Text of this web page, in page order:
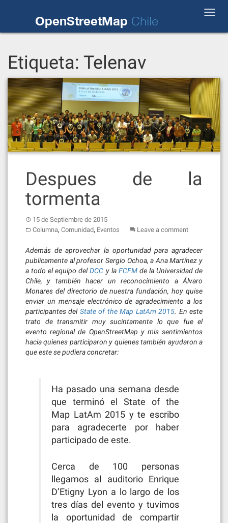
OpenStreetMap Chile
Etiqueta: Telenav
Despues de la
tormenta
15 de Septiembre de 2015
Columna, Comunidad, Eventos Leave a comment
Además de aprovechar la oportunidad para agradecer
publicamente al profesor Sergio Ochoa, a Ana Martínez y
a todo el equipo delDCC y la FCFMde la Universidad de
Chile, y también hacer un reconocimiento a Álvaro
Monares del directorio de nuestra fundación, hoy quise
enviar un mensaje electrónico de agradecimiento a los
participantes del State of the Map LatAm 2015. En este
trato de transmitir muy sucintamente lo que fue el
evento regional de OpenStreetMap y mis sentimientos
hacia quienes participaron y quienes también ayudaron a
que este se pudiera concretar:
Ha pasado una semana desde
que terminó el State of the
Map LatAm 2015 y te escribo
para agradecerte por haber
participado de este.
Cerca de 100 personas
llegamos al auditorio Enrique
D’Etigny Lyon a lo largo de los
tres días del evento y tuvimos
la oportunidad de compartir